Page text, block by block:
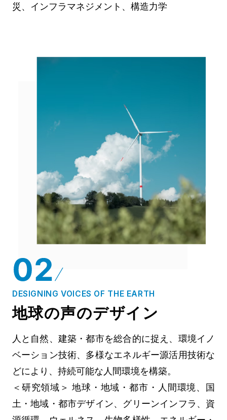
災、インフラマネジメント、構造力学
DESIGNING VOICES OF THE EARTH
地球の声のデザイン
人と自然、建築・都市を総合的に捉え、環境イノ
ベーション技術、多様なエネルギー源活用技術な
どにより、持続可能な人間環境を構築。
＜研究領域＞ 地球・地域・都市・人間環境、国
土・地域・都市デザイン、グリーンインフラ、資